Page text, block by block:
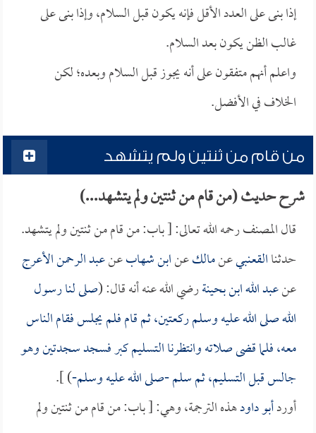
إذا بنى على العدد الأقل فإنه يكون قبل السلام، وإذا بنى على
غالب الظن يكون بعد السلام.
واعلم أنهم متفقون على أنه يجوز قبل السلام وبعده؛ لكن
الخلاف في الأفضل.
من قام من ثنتين ولم يتشهد
شرح حديث (من قام من ثنتين ولم يتشهد...)
قال المصنف رحمه الله تعالى: [ باب: من قام من ثنتين ولم يتشهد.
حدثناالقعنبيعنمالكعنابن شهابعنعبد الرحمن الأعرج
عنعبد الله ابن بحينةرضي الله عنه أنه قال: (صلى لنا رسول
الله صلى الله عليه وسلم ركعتين، ثم قام فلم يجلس فقام الناس
معه، فلما قضى صلاته وانتظرنا التسليم كبر فسجد سجدتين وهو
جالس قبل التسليم، ثم سلم -صلى الله عليه وسلم-) ].
أوردأبو داودهذه الترجمة، وهي: [ باب: من قام من ثنتين ولم